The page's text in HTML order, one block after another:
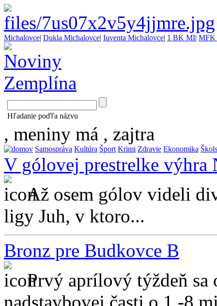
Michalovce| Dukla Michalovce| Iuventa Michalovce| 1 BK MI| MFK
Hľadanie poďľa názvu
, meniny má , zajtra
Samospráva Kultúra Šport Krimi Zdravie Ekonomika
V gólovej prestrelke výhra
Až osem gólov videli
ligy Juh, v ktoro...
Bronz pre Budkovce B
Prvý aprílový týždeň sa